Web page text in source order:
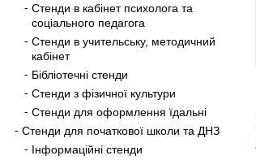
Стенди в кабінет психолога та
соціального педагога
Стенди в учительську, методичний
кабінет
Бібліотечні стенди
Стенди з фізичної культури
Стенди для оформлення їдальні
Стенди для початкової школи та ДНЗ
Інформаційні стенди